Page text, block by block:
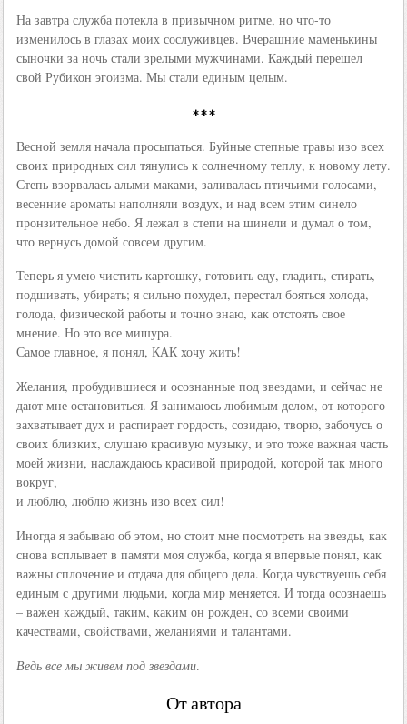
На завтра служба потекла в привычном ритме, но что-то
изменилось в глазах моих сослуживцев. Вчерашние маменькины
сыночки за ночь стали зрелыми мужчинами. Каждый перешел
свой Рубикон эгоизма. Мы стали единым целым.
***
Весной земля начала просыпаться. Буйные степные травы изо всех
своих природных сил тянулись к солнечному теплу, к новому лету.
Степь взорвалась алыми маками, заливалась птичьими голосами,
весенние ароматы наполняли воздух, и над всем этим синело
пронзительное небо. Я лежал в степи на шинели и думал о том,
что вернусь домой совсем другим.
Теперь я умею чистить картошку, готовить еду, гладить, стирать,
подшивать, убирать; я сильно похудел, перестал бояться холода,
голода, физической работы и точно знаю, как отстоять свое
мнение. Но это все мишура.
Самое главное, я понял, КАК хочу жить!
Желания, пробудившиеся и осознанные под звездами, и сейчас не
дают мне остановиться. Я занимаюсь любимым делом, от которого
захватывает дух и распирает гордость, созидаю, творю, забочусь о
своих близких, слушаю красивую музыку, и это тоже важная часть
моей жизни, наслаждаюсь красивой природой, которой так много
вокруг,
и люблю, люблю жизнь изо всех сил!
Иногда я забываю об этом, но стоит мне посмотреть на звезды, как
снова всплывает в памяти моя служба, когда я впервые понял, как
важны сплочение и отдача для общего дела. Когда чувствуешь себя
единым с другими людьми, когда мир меняется. И тогда осознаешь
– важен каждый, таким, каким он рожден, со всеми своими
качествами, свойствами, желаниями и талантами.
Ведь все мы живем под звездами.
От автора